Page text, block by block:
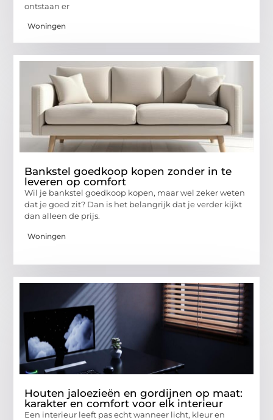
ontstaan er
Woningen
Bankstel goedkoop kopen zonder in te
leveren op comfort
Wil je bankstel goedkoop kopen, maar wel zeker weten
dat je goed zit? Dan is het belangrijk dat je verder kijkt
dan alleen de prijs.
Woningen
Houten jaloezieën en gordijnen op maat:
karakter en comfort voor elk interieur
Een interieur leeft pas echt wanneer licht, kleur en